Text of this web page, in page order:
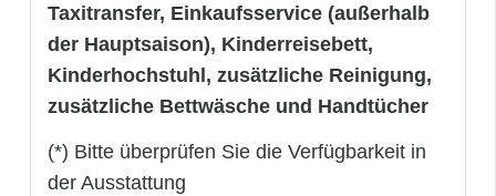
Taxitransfer, Einkaufsservice (außerhalb
der Hauptsaison), Kinderreisebett,
Kinderhochstuhl, zusätzliche Reinigung,
zusätzliche Bettwäsche und Handtücher
(*) Bitte überprüfen Sie die Verfügbarkeit in
der Ausstattung